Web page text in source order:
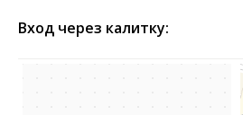
Вход через калитку: